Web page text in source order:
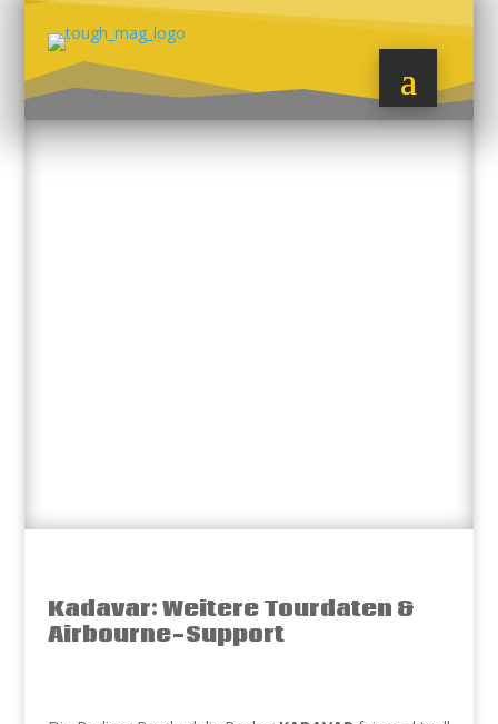
Kadavar: Weitere Tourdaten &
Airbourne-Support